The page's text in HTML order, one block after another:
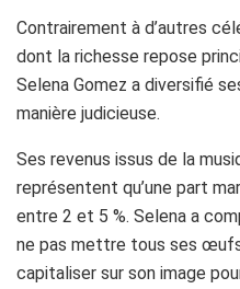
Contrairement à d’autres
dont la richesse repose
Selena Gomez a diversifié
manière judicieuse.
Ses revenus issus de la
représentent qu’une part
entre 2 et 5 %. Selena a
ne pas mettre tous ses
capitaliser sur son image